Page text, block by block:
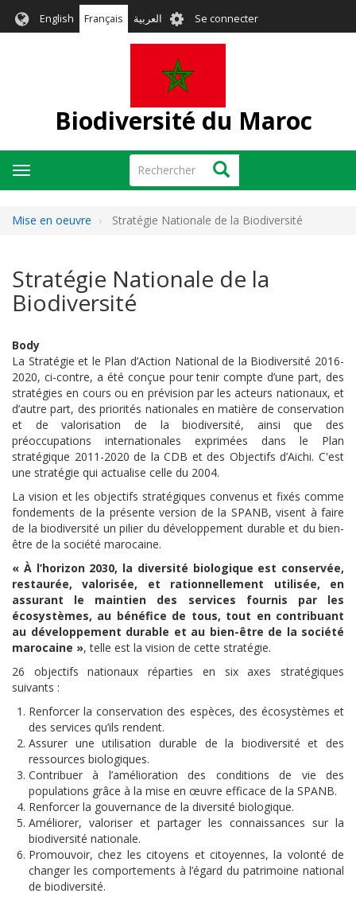
English Français العربية User
account
menu
Se connecter
Biodiversité du Maroc
Rechercher Rechercher
Toggle
navigation
Mise en oeuvre Stratégie Nationale de la Biodiversité
Stratégie Nationale de la
Biodiversité
Body
La Stratégie et le Plan d’Action National de la Biodiversité 2016-
2020, ci-contre, a été conçue pour tenir compte d’une part, des
stratégies en cours ou en prévision par les acteurs nationaux, et
d’autre part, des priorités nationales en matière de conservation
et de valorisation de la biodiversité, ainsi que des
préoccupations internationales exprimées dans le Plan
stratégique 2011-2020 de la CDB et des Objectifs d’Aichi. C'est
une stratégie qui actualise celle du 2004.
La vision et les objectifs stratégiques convenus et fixés comme
fondements de la présente version de la SPANB, visent à faire
de la biodiversité un pilier du développement durable et du bien-
être de la société marocaine.
« À l’horizon 2030, la diversité biologique est conservée,
restaurée, valorisée, et rationnellement utilisée, en
assurant le maintien des services fournis par les
écosystèmes, au bénéfice de tous, tout en contribuant
au développement durable et au bien-être de la société
marocaine », telle est la vision de cette stratégie.
26 objectifs nationaux réparties en six axes stratégiques
suivants :
Renforcer la conservation des espèces, des écosystèmes et
des services qu’ils rendent.
Assurer une utilisation durable de la biodiversité et des
ressources biologiques.
Contribuer à l’amélioration des conditions de vie des
populations grâce à la mise en œuvre efficace de la SPANB.
Renforcer la gouvernance de la diversité biologique.
Améliorer, valoriser et partager les connaissances sur la
biodiversité nationale.
Promouvoir, chez les citoyens et citoyennes, la volonté de
changer les comportements à l’égard du patrimoine national
de biodiversité.